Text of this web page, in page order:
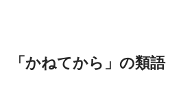
「かねてから」の類